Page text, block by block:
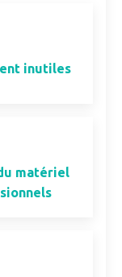
inutiles
matériel